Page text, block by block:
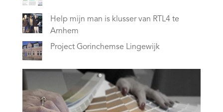
Help mijn man is klusser van RTL4 te
Arnhem
Project Gorinchemse Lingewijk